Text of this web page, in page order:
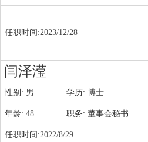
任职时间:2023/12/28
闫泽滢
性别: 男 学历: 博士
年龄: 48 职务: 董事会秘书
任职时间:2022/8/29